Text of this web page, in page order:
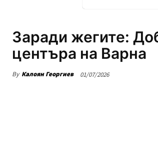
Заради жегите:
центъра на Варна
By Калоян Георгиев 01/07/2026